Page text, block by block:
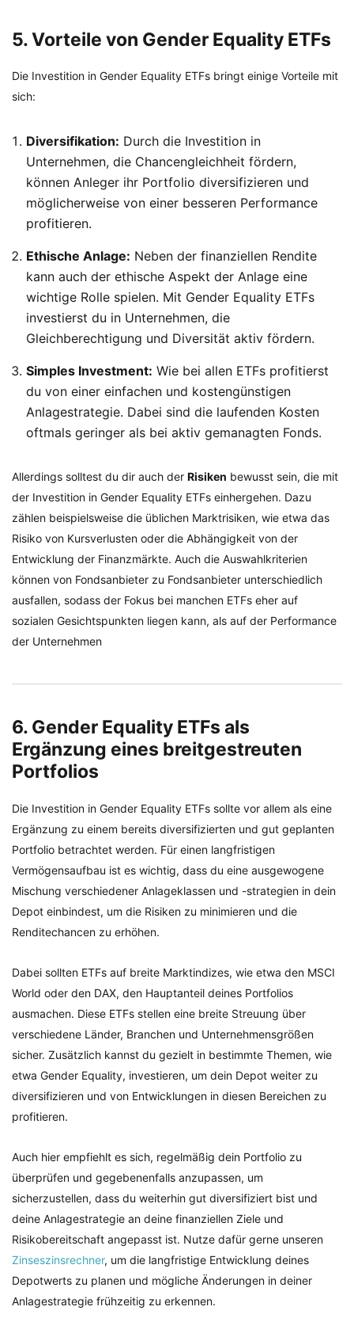
5. Vorteile von Gender Equality ETFs
Die Investition in Gender Equality ETFs bringt einige Vorteile mit
sich:
Diversifikation: Durch die Investition in
Unternehmen, die Chancengleichheit fördern,
können Anleger ihr Portfolio diversifizieren und
möglicherweise von einer besseren Performance
profitieren.
Ethische Anlage: Neben der finanziellen Rendite
kann auch der ethische Aspekt der Anlage eine
wichtige Rolle spielen. Mit Gender Equality ETFs
investierst du in Unternehmen, die
Gleichberechtigung und Diversität aktiv fördern.
Simples Investment: Wie bei allen ETFs profitierst
du von einer einfachen und kostengünstigen
Anlagestrategie. Dabei sind die laufenden Kosten
oftmals geringer als bei aktiv gemanagten Fonds.
Allerdings solltest du dir auch der Risiken bewusst sein, die mit
der Investition in Gender Equality ETFs einhergehen. Dazu
zählen beispielsweise die üblichen Marktrisiken, wie etwa das
Risiko von Kursverlusten oder die Abhängigkeit von der
Entwicklung der Finanzmärkte. Auch die Auswahlkriterien
können von Fondsanbieter zu Fondsanbieter unterschiedlich
ausfallen, sodass der Fokus bei manchen ETFs eher auf
sozialen Gesichtspunkten liegen kann, als auf der Performance
der Unternehmen
6. Gender Equality ETFs als
Ergänzung eines breitgestreuten
Portfolios
Die Investition in Gender Equality ETFs sollte vor allem als eine
Ergänzung zu einem bereits diversifizierten und gut geplanten
Portfolio betrachtet werden. Für einen langfristigen
Vermögensaufbau ist es wichtig, dass du eine ausgewogene
Mischung verschiedener Anlageklassen und -strategien in dein
Depot einbindest, um die Risiken zu minimieren und die
Renditechancen zu erhöhen.
Dabei sollten ETFs auf breite Marktindizes, wie etwa den MSCI
World oder den DAX, den Hauptanteil deines Portfolios
ausmachen. Diese ETFs stellen eine breite Streuung über
verschiedene Länder, Branchen und Unternehmensgrößen
sicher. Zusätzlich kannst du gezielt in bestimmte Themen, wie
etwa Gender Equality, investieren, um dein Depot weiter zu
diversifizieren und von Entwicklungen in diesen Bereichen zu
profitieren.
Auch hier empfiehlt es sich, regelmäßig dein Portfolio zu
überprüfen und gegebenenfalls anzupassen, um
sicherzustellen, dass du weiterhin gut diversifiziert bist und
deine Anlagestrategie an deine finanziellen Ziele und
Risikobereitschaft angepasst ist. Nutze dafür gerne unseren
Zinseszinsrechner, um die langfristige Entwicklung deines
Depotwerts zu planen und mögliche Änderungen in deiner
Anlagestrategie frühzeitig zu erkennen.